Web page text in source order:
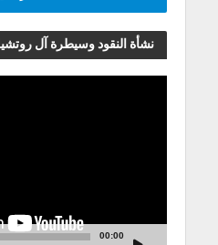
نشأة النقود وسيطرة آل
00:00